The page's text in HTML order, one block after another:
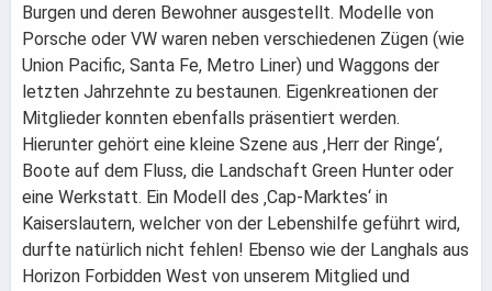
Burgen und deren Bewohner ausgestellt. Modelle von
Porsche oder VW waren neben verschiedenen Zügen (wie
Union Pacific, Santa Fe, Metro Liner) und Waggons der
letzten Jahrzehnte zu bestaunen. Eigenkreationen der
Mitglieder konnten ebenfalls präsentiert werden.
Hierunter gehört eine kleine Szene aus ‚Herr der Ringe‘,
Boote auf dem Fluss, die Landschaft Green Hunter oder
eine Werkstatt. Ein Modell des ‚Cap-Marktes‘ in
Kaiserslautern, welcher von der Lebenshilfe geführt wird,
durfte natürlich nicht fehlen! Ebenso wie der Langhals aus
Horizon Forbidden West von unserem Mitglied und